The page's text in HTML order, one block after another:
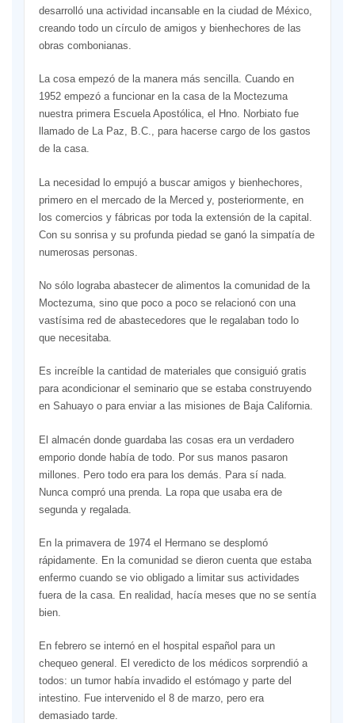
desarrolló una actividad incansable en la ciudad de México,
creando todo un círculo de amigos y bienhechores de las
obras combonianas.
La cosa empezó de la manera más sencilla. Cuando en
1952 empezó a funcionar en la casa de la Moctezuma
nuestra primera Escuela Apostólica, el Hno. Norbiato fue
llamado de La Paz, B.C., para hacerse cargo de los gastos
de la casa.
La necesidad lo empujó a buscar amigos y bienhechores,
primero en el mercado de la Merced y, posteriormente, en
los comercios y fábricas por toda la extensión de la capital.
Con su sonrisa y su profunda piedad se ganó la simpatía de
numerosas personas.
No sólo lograba abastecer de alimentos la comunidad de la
Moctezuma, sino que poco a poco se relacionó con una
vastísima red de abastecedores que le regalaban todo lo
que necesitaba.
Es increíble la cantidad de materiales que consiguió gratis
para acondicionar el seminario que se estaba construyendo
en Sahuayo o para enviar a las misiones de Baja California.
El almacén donde guardaba las cosas era un verdadero
emporio donde había de todo. Por sus manos pasaron
millones. Pero todo era para los demás. Para sí nada.
Nunca compró una prenda. La ropa que usaba era de
segunda y regalada.
En la primavera de 1974 el Hermano se desplomó
rápidamente. En la comunidad se dieron cuenta que estaba
enfermo cuando se vio obligado a limitar sus actividades
fuera de la casa. En realidad, hacía meses que no se sentía
bien.
En febrero se internó en el hospital español para un
chequeo general. El veredicto de los médicos sorprendió a
todos: un tumor había invadido el estómago y parte del
intestino. Fue intervenido el 8 de marzo, pero era
demasiado tarde.